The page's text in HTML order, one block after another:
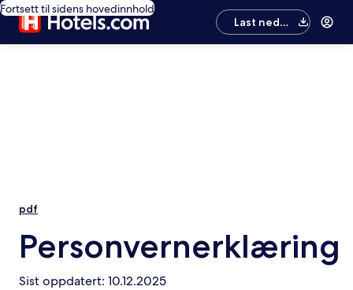
Fortsett til sidens hovedinnhold
Last ned
appen
pdf
Personvernerklæring
Sist oppdatert: 10.12.2025